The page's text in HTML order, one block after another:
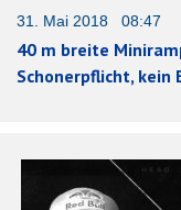
31. Mai 2018 08:47
40 m breite
Schonerpflicht, kein